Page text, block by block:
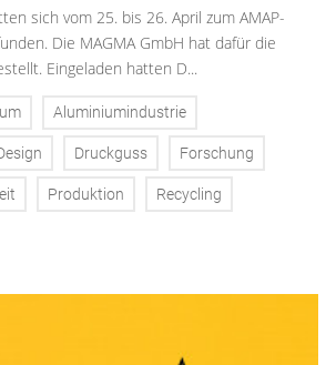
sich vom 25. bis 26. April zum AMAP-
Die MAGMA GmbH hat dafür die
Eingeladen hatten D...
Aluminiumindustrie
Druckguss Forschung
Produktion Recycling